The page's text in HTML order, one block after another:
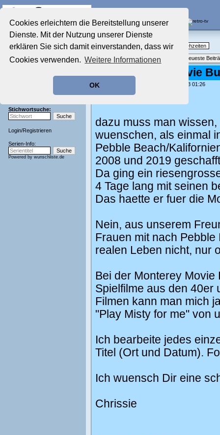
Cookies erleichtern die Bereitstellung unserer
Dienste. Mit der Nutzung unserer Dienste
erklären Sie sich damit einverstanden, dass wir
Cookies verwenden. Weitere Informationen
OK
Startseite
Aktuelles Forum
Film-Forum
Zeichentrick-Forum
Stichwortsuche:
Login/Registrieren
Serien-Info:
Powered by wunschliste.de
Nostalgieecke
TV-Erinnerungen an gute, alte Fernsehzeiten
Themenübersicht • Neues Thema Neueste
Re: Monterey Movie
geschrieben von: , 05.06.23 01:26
Hi kornelson,
dazu muss man
wuenschen, als einmal
Pebble Beach/
2008 und 2019
Da ging ein
4 Tage lang mit seinen
Das haette er fuer die
Nein, aus unserem
Frauen mit nach
realen Leben nicht, nur
Bei der Monterey Movie
Spielfilme aus den 40er
Filmen kann man mich
"Play Misty for me" von
Ich bearbeite jedes
Titel (Ort und Datum).
Ich wuensch Dir eine
Chrissie